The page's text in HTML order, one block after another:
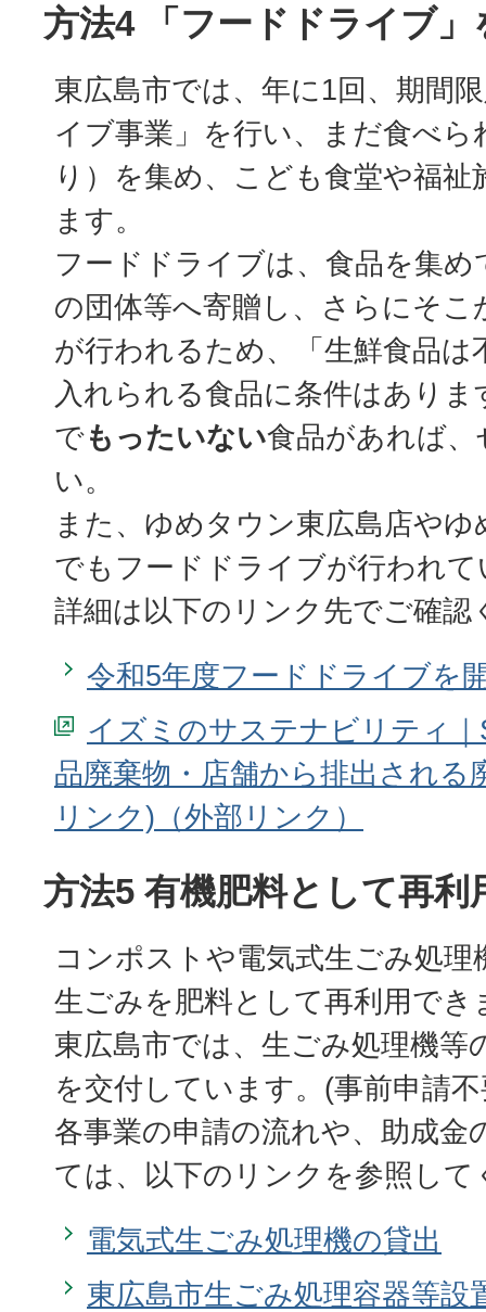
方法4 「フードドライブ」
東広島市では、年に1回、期間
イブ事業」を行い、まだ食べら
り）を集め、こども食堂や福祉
ます。
フードドライブは、食品を集
の団体等へ寄贈し、さらにそこ
が行われるため、「生鮮食品は
入れられる食品に条件はあり
でもったいない食品があれば
い。
また、ゆめタウン東広島店や
でもフードドライブが行われて
詳細は以下のリンク先でご確認
令和5年度フードドライブを
イズミのサステナビリティ
品廃棄物・店舗から排出される
リンク)
方法5 有機肥料として再利
コンポストや電気式生ごみ処理
生ごみを肥料として再利用でき
東広島市では、生ごみ処理機等
を交付しています。(事前申請
各事業の申請の流れや、助成金
ては、以下のリンクを参照して
電気式生ごみ処理機の貸出
東広島市生ごみ処理容器等設